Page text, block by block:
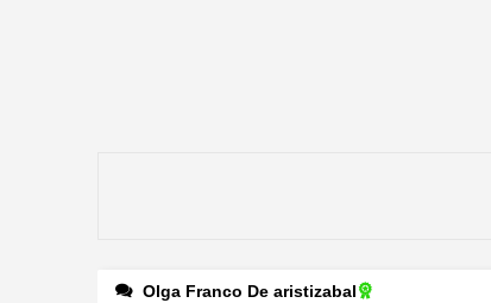
Olga Franco De aristizabal